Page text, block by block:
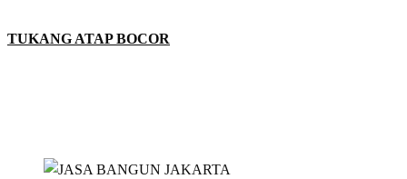
TUKANG ATAP BOCOR